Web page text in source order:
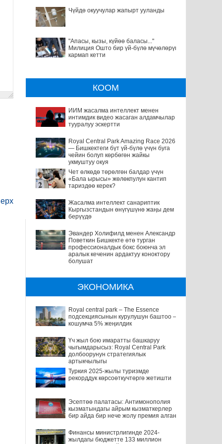
Чүйдө окуучулар жапырт ууланды
"Апасы, кызы, күйөө баласы..."
Милиция Ошто бир үй-бүлө мүчөлөрүн
кармап кетти
КООМ
ИИМ жасалма интеллект менен
интимдик видео жасаган алдамчылар
тууралуу эскертти
Royal Central Park Amazing Race 2026
— Бишкектеги бүт үй-бүлө үчүн буга
чейин болуп көрбөгөн жайкы
укмуштуу окуя
Чет өлкөдө төрөлгөн балдар үчүн
«Бала ырысы» жөлөкпулун кантип
тариздөө керек?
Жасалма интеллект санариптик
Кыргызстандын өнүгүшүнө жаңы дем
берүүдө
Эвандер Холифилд менен Александр
Поветкин Бишкекте өтө турган
профессионалдык бокс боюнча эл
аралык кеченин ардактуу коноктору
болушат
ЭКОНОМИКА
Royal central park – The Essence
подсекциясынын курулушун баштоо –
кошумча 5% жеңилдик
Үч жыл бою имаратты башкаруу
чыгымдарысыз: Royal Central Park
долбоорунун стратегиялык
артыкчылыгы
Туркия 2025-жылы туризмде
рекорддук көрсоөткучтөргө жетишти
Эсептөө палатасы: Антимонополия
кызматындагы айрым кызматкерлер
бир айда бир нече жолу премия алган
Финансы министрлигинде 2024-
жылдагы бюджетте 133 миллион